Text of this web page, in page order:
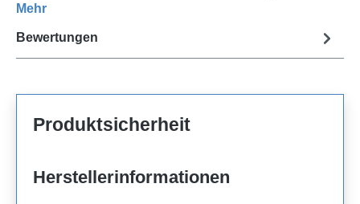
Mehr
Bewertungen
Produktsicherheit
Herstellerinformationen